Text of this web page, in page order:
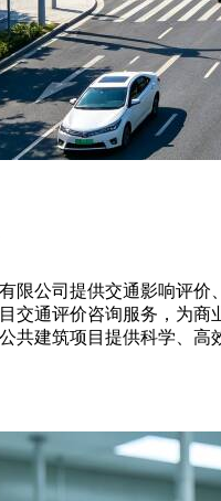
限公司提供交通影响评价
交通评价咨询服务，为商
共建筑项目提供科学、高